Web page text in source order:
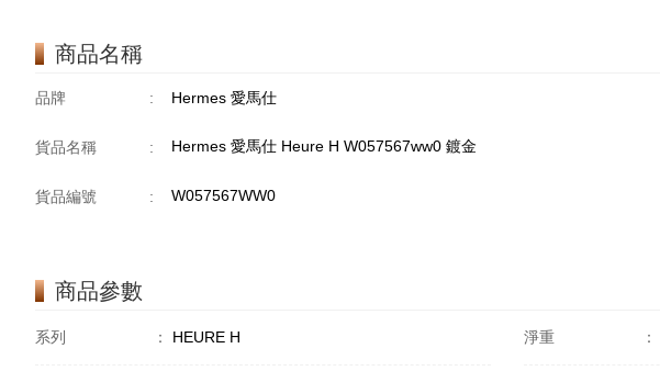
商品名稱
品牌 : Hermes 愛馬仕
貨品名稱 : Hermes 愛馬仕 Heure H W057567ww0 鍍金
貨品編號 : W057567WW0
商品參數
系列 ： HEURE H 淨重 ：